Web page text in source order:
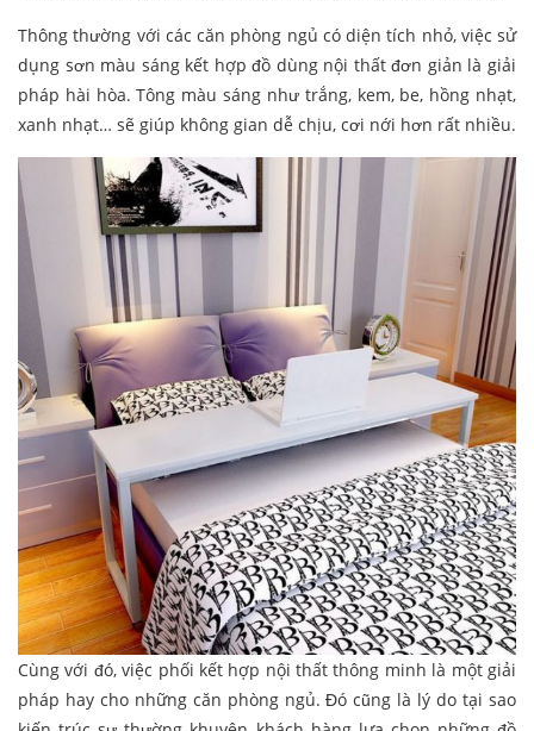
Thông thường với các căn phòng ngủ có diện tích nhỏ, việc sử
dụng sơn màu sáng kết hợp đồ dùng nội thất đơn giản là giải
pháp hài hòa. Tông màu sáng như trắng, kem, be, hồng nhạt,
xanh nhạt… sẽ giúp không gian dễ chịu, cơi nới hơn rất nhiều.
Cùng với đó, việc phối kết hợp nội thất thông minh là một giải
pháp hay cho những căn phòng ngủ. Đó cũng là lý do tại sao